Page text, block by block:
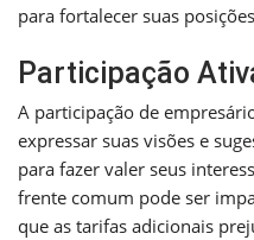
para fortalecer suas
Participação
A participação de
expressar suas visões e
para fazer valer seus
frente comum pode ser
que as tarifas adicionais